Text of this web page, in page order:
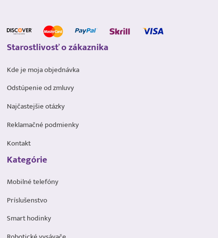
Starostlivosť o zákaznika
Kde je moja objednávka
Odstúpenie od zmluvy
Najčastejšie otázky
Reklamačné podmienky
Kontakt
Kategórie
Mobilné telefóny
Príslušenstvo
Smart hodinky